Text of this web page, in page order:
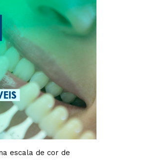
escala de cor de